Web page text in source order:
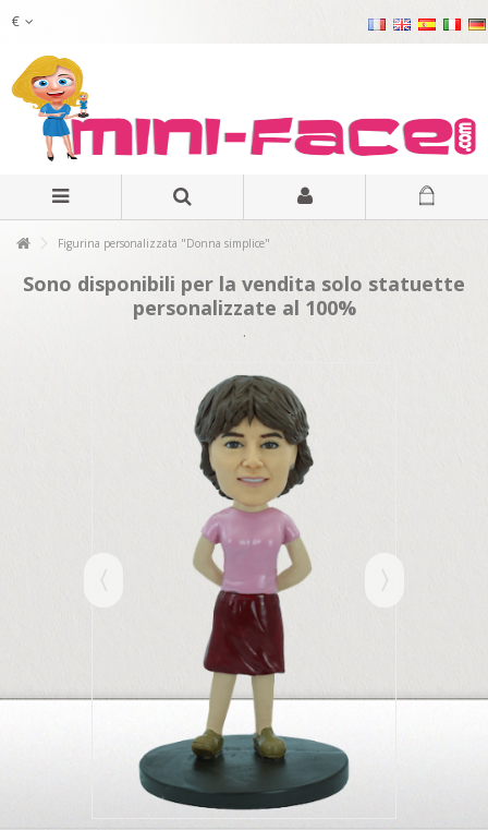
€
Figurina personalizzata "Donna simplice"
Sono disponibili per la vendita solo statuette
personalizzate al 100%
.